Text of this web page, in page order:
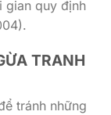
gian quy định
TRANH
tránh những